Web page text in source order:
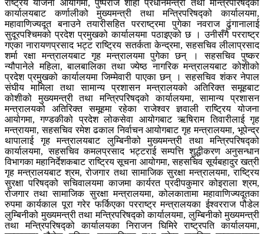
राष्ट्रय योजना आयोगमा, पुष्पराज शाही प्रधानमन्त्री तथा मन्त्रिपरिषद्को
कार्यालयबाट कर्णालीको मुख्यमन्त्री तथा मन्त्रिपरिषद्को कार्यालयमा,
महावाणिज्यदूत बनाउने तयारीसहित परराष्ट्रमा पुगेका नवराज ढुंगानालाई
सुदूरपश्चिमको प्रदेश प्रमुखको कार्यालयमा पठाइएको छ । उनीसँगै परराष्ट्र
गएका नारायणप्रसाद भट्ट राष्ट्रिय सतर्कता केन्द्रमा, सहसचिव लीलाप्रसाद
शर्मा रक्षा मन्त्रालयबाट गृह मन्त्रालयमा पुगेका छन् । सहसचिव पुष्कर
न्यौपानेले महिला, बालबालिका तथा ज्येष्ठ नागरिक मन्त्रालयबाट कोशीको
प्रदेश प्रमुखको कार्यालयमा जिम्मेवारी पाएका छन् । सहसचिव शंकर नेपाल
संघीय मामिला तथा सामान्य प्रशासन मन्त्रालयको अतिरिक्त समूहबाट
कोशीको मुख्यमन्त्री तथा मन्त्रिपरिषद्को कार्यालयमा, सामान्य प्रशासन
मन्त्रालयको अतिरिक्त समूहमा रहेका राजेश्वर ज्ञवाली राष्ट्रिय योजना
आयोगमा, गण्डकीको प्रदेश लोकसेवा आयोगबाट ऋषिराम तिवारीलाई गृह
मन्त्रायमा, सहसचिव रमेश ढकाल निर्वाचन आयोगबाट गृह मन्त्रालयमा, भूपेन्द्र
थापालाई गृह मन्त्रालयबाट लुम्बिनीको मुख्यमन्त्री तथा मन्त्रिपरिषद्को
कार्यालयमा, सहसचिव कमलप्रसाद भट्टराई सम्पत्ति शुद्धीकरण अनुसन्धान
विभागका महानिर्देशकबाट राष्ट्रिय सूचना आयोगमा, सहसचिव सूर्यबहादुर खत्री
गृह मन्त्रालयबाट श्रम, रोजगार तथा सामाजिक सुरक्षा मन्त्रालयमा, राष्ट्रिय
सुरक्षा परिषद्को सचिवालयमा काजमा कार्यरत प्रदीपकुमार कोइराला श्रम,
रोजगार तथा सामाजिक सुरक्षा मन्त्रालयमा, कोलकातामा महावाणिज्यदूतका
रुपमा कार्यकाल पूरा गरेर फर्किएका परराष्ट्र मन्त्रालयका ईश्वरराज पौडेल
लुम्बिनीको मुख्यमन्त्री तथा मन्त्रिपरिषद्को कार्यालयमा, लुम्बिनीको मुख्यमन्त्री
तथा मन्त्रिपरिषद्को कार्यालयका निराजन घिमिरे राष्ट्रपति कार्यालयमा,